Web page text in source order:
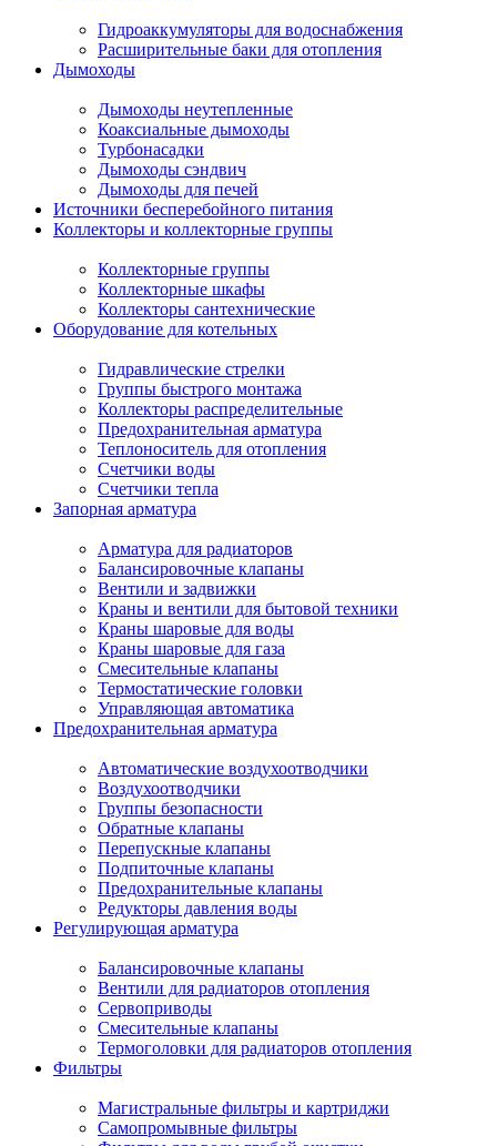
Гидроаккумуляторы для водоснабжения
Расширительные баки для отопления
Дымоходы
Дымоходы неутепленные
Коаксиальные дымоходы
Турбонасадки
Дымоходы сэндвич
Дымоходы для печей
Источники бесперебойного питания
Коллекторы и коллекторные группы
Коллекторные группы
Коллекторные шкафы
Коллекторы сантехнические
Оборудование для котельных
Гидравлические стрелки
Группы быстрого монтажа
Коллекторы распределительные
Предохранительная арматура
Теплоноситель для отопления
Счетчики воды
Счетчики тепла
Запорная арматура
Арматура для радиаторов
Балансировочные клапаны
Вентили и задвижки
Краны и вентили для бытовой техники
Краны шаровые для воды
Краны шаровые для газа
Смесительные клапаны
Термостатические головки
Управляющая автоматика
Предохранительная арматура
Автоматические воздухоотводчики
Воздухоотводчики
Группы безопасности
Обратные клапаны
Перепускные клапаны
Подпиточные клапаны
Предохранительные клапаны
Редукторы давления воды
Регулирующая арматура
Балансировочные клапаны
Вентили для радиаторов отопления
Сервоприводы
Смесительные клапаны
Термоголовки для радиаторов отопления
Фильтры
Магистральные фильтры и картриджи
Самопромывные фильтры